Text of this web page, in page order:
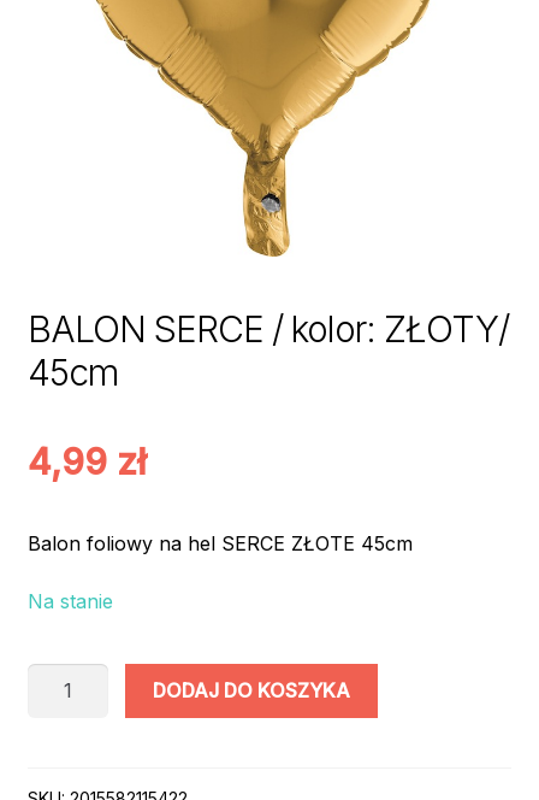
BALON SERCE / kolor: ZŁOTY/
45cm
4,99 zł
Balon foliowy na hel SERCE ZŁOTE 45cm
Na stanie
DODAJ DO KOSZYKA